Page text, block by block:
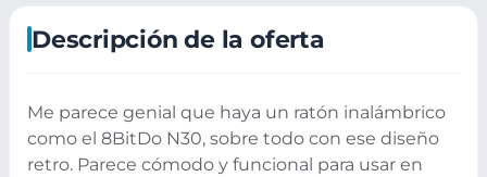
Descripción de la oferta
Me parece genial que haya un ratón inalámbrico
como el 8BitDo N30, sobre todo con ese diseño
retro. Parece cómodo y funcional para usar en